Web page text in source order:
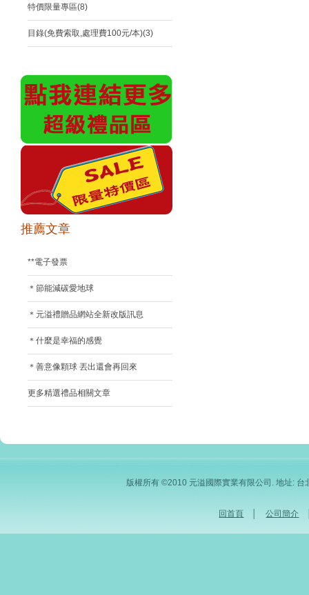
特價限量專區(8)
目錄(免費索取,處理費100元/本)(3)
推薦文章
**電子發票
＊節能減碳愛地球
＊元溢禮贈品網站全新改版訊息
＊什麼是幸福的感覺
＊善意像顆球 丟出還會再回來
更多精選禮品相關文章
版權所有 ©2010 元溢國際實業有限公司. 地址:
回首頁 │公司簡介